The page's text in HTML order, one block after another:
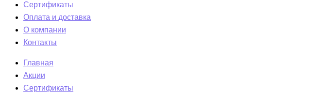
Сертификаты
Оплата и доставка
О компании
Контакты
Главная
Акции
Сертификаты